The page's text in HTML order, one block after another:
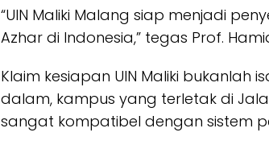
“UIN Maliki Malang siap menjadi
Azhar di Indonesia,” tegas Prof.
Klaim kesiapan UIN Maliki bukanlah
dalam, kampus yang terletak di
sangat kompatibel dengan sistem